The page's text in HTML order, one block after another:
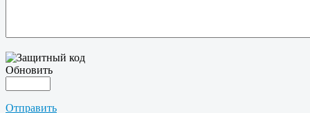
Обновить
Отправить